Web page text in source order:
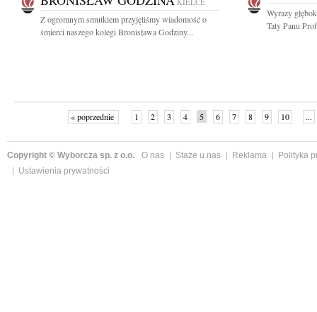
Z ogromnym smutkiem przyjęliśmy wiadomość o
śmierci naszego kolegi Bronisława Godziny...
Wyrazy
Taty Panu
« poprzednie 1 2 3 4 5 6 7 8 9 10 ...
Copyright © Wyborcza sp. z o.o. O nas Staże u nas Reklama
Polityka
Ustawienia prywatności